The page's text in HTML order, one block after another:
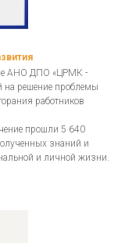
АНО ДПО «ЦРМК -
на решение проблемы
работников
прошли 5 640
знаний и
и личной жизни.